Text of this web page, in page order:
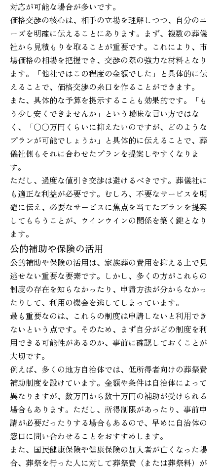
対応が可能な場合が多いです。
価格交渉の核心は、相手の立場を理解しつつ、自分のニ
ーズを明確に伝えることにあります。まず、複数の葬儀
社から見積もりを取ることが重要です。これにより、市
場価格の相場を把握でき、交渉の際の強力な材料となり
ます。「他社ではこの程度の金額でした」と具体的に伝
えることで、価格交渉の糸口を作ることができます。
また、具体的な予算を提示することも効果的です。「も
う少し安くできませんか」という曖昧な言い方ではな
く、「○○万円くらいに抑えたいのですが、どのような
プランが可能でしょうか」と具体的に伝えることで、葬
儀社側もそれに合わせたプランを提案しやすくなりま
す。
ただし、過度な値引き交渉は避けるべきです。葬儀社に
も適正な利益が必要です。むしろ、不要なサービスを明
確に伝え、必要なサービスに焦点を当てたプランを提案
してもらうことが、ウインウインの関係を築く鍵となり
ます。
公的補助や保険の活用
公的補助や保険の活用は、家族葬の費用を抑える上で見
逃せない重要な要素です。しかし、多くの方がこれらの
制度の存在を知らなかったり、申請方法が分からなかっ
たりして、利用の機会を逃してしまっています。
最も重要なのは、これらの制度は申請しないと利用でき
ないという点です。そのため、まず自分がどの制度を利
用できる可能性があるのか、事前に確認しておくことが
大切です。
例えば、多くの地方自治体では、低所得者向けの葬祭費
補助制度を設けています。金額や条件は自治体によって
異なりますが、数万円から数十万円の補助が受けられる
場合もあります。ただし、所得制限があったり、事前申
請が必要だったりする場合もあるので、早めに自治体の
窓口に問い合わせることをおすすめします。
また、国民健康保険や健康保険の加入者が亡くなった場
合、葬祭を行った人に対して葬祭費（または葬祭料）が